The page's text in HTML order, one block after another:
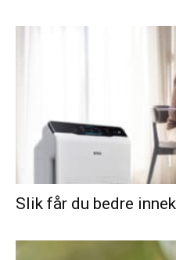
Slik får du bedre